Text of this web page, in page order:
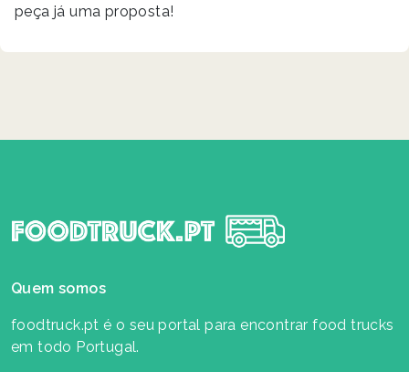
peça já uma proposta!
Quem somos
foodtruck.pt é o seu portal para encontrar food trucks
em todo Portugal.